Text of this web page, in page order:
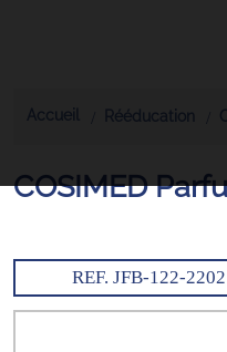
Accueil Rééducation
COSIMED
REF. JFB-122-2202